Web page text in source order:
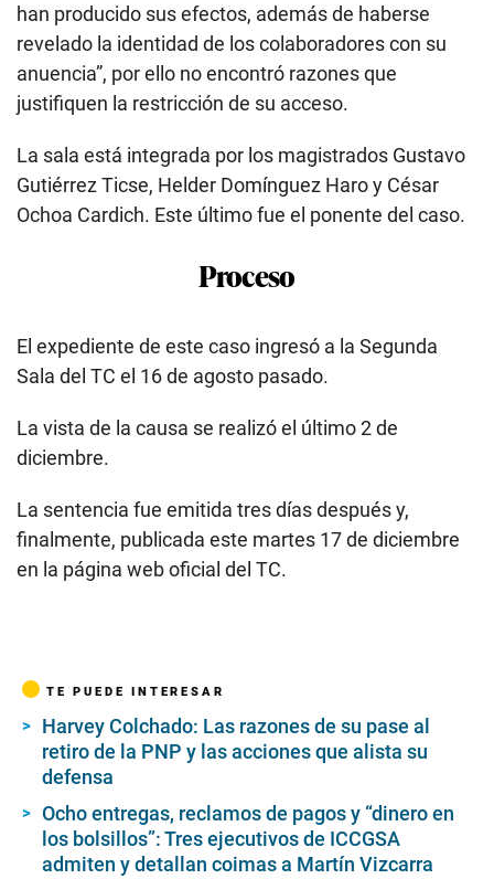
han producido sus efectos, además de haberse
revelado la identidad de los colaboradores con su
anuencia”, por ello no encontró razones que
justifiquen la restricción de su acceso.
La sala está integrada por los magistrados Gustavo
Gutiérrez Ticse, Helder Domínguez Haro y César
Ochoa Cardich. Este último fue el ponente del caso.
Proceso
El expediente de este caso ingresó a la Segunda
Sala del TC el 16 de agosto pasado.
La vista de la causa se realizó el último 2 de
diciembre.
La sentencia fue emitida tres días después y,
finalmente, publicada este martes 17 de diciembre
en la página web oficial del TC.
TE PUEDE INTERESAR
Harvey Colchado: Las razones de su pase al
retiro de la PNP y las acciones que alista su
defensa
Ocho entregas, reclamos de pagos y “dinero en
los bolsillos”: Tres ejecutivos de ICCGSA
admiten y detallan coimas a Martín Vizcarra